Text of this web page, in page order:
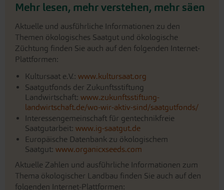
Mehr lesen, mehr verstehen, mehr säen
Aktuelle und ausführliche Informationen zu den
Themen ökologisches Saatgut und ökologische
Züchtung finden Sie auch auf den folgenden Internet-
Plattformen:
Kultursaat e.V.: www.kultursaat.org
Saatgutfonds der Zukunftsstiftung
Landwirtschaft: www.zukunftsstiftung-
landwirtschaft.de/wo-wir-aktiv-sind/saatgutfonds/
Interessengemeinschaft für gentechnikfreie
Saatgutarbeit: www.ig-saatgut.de
Europäische Datenbank zu ökologischem
Saatgut: www.organicxseeds.com
Aktuelle Zahlen und ausführliche Informationen zum
Thema ökologischer Landbau finden Sie auch auf den
folgenden Internet-Plattformen: